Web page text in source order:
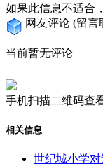
如果此信息不适合
网友评论 (留言
当前暂无评论
手机扫描二维码查
相关信息
世纪城小学